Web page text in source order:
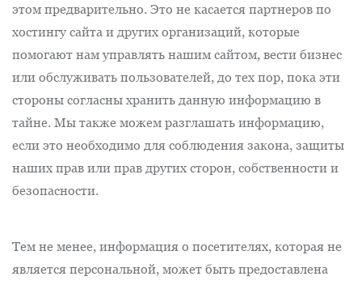
этом предварительно. Это не касается партнеров по
хостингу сайта и других организаций, которые
помогают нам управлять нашим сайтом, вести бизнес
или обслуживать пользователей, до тех пор, пока эти
стороны согласны хранить данную информацию в
тайне. Мы также можем разглашать информацию,
если это необходимо для соблюдения закона, защиты
наших прав или прав других сторон, собственности и
безопасности.
Тем не менее, информация о посетителях, которая не
является персональной, может быть предоставлена ​​